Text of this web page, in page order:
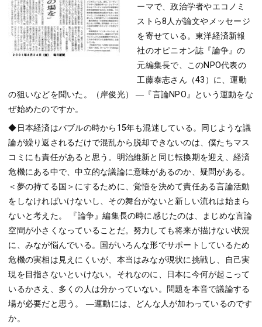
ーマで、政治学者やエコノミ
ストら8人が論文やメッセージ
を寄せている。東洋経済新報
社のオピニオン誌『論争』の
元編集長で、このNPO代表の
工藤泰志さん（43）に、運動
の狙いなどを聞いた。（岸俊光） ―『言論NPO』という運動をな
ぜ始めたのですか。
◆日本経済はバブルの時から15年も混迷している。同じような議
論が繰り返されるだけで混乱から脱却できないのは、僕たちマス
コミにも責任があると思う。明治維新と同じ転換期を迎え、経済
危機にある中で、中立的な議論に意味があるのか、疑問がある。
＜夢の持てる国＞にするために、覚悟を決めて責任ある言論活動
をしなければいけないし、その舞台がないと新しい流れは始まら
ないと考えた。 『論争』編集長の時に感じたのは、まじめな言論
空間が小さくなっていることだ。努力しても将来が描けない状況
に、みなが悩んでいる。国がいろんな形でサポートしているため
危機の実相は見えにくいが、本当はみなが現状に挑戦し、自己実
現を目指さないといけない。それなのに、日本に今何が起こって
いるかさえ、多くの人は分かっていない。問題を本音で議論する
場が必要だと思う。 ―運動には、どんな人が加わっているのです
か。